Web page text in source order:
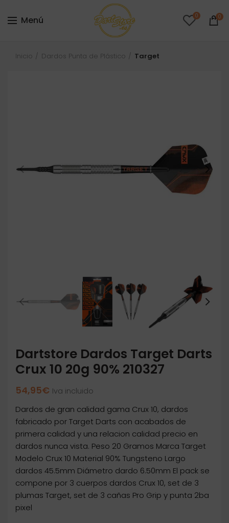
Menú 0 0
Inicio Dardos Punta de Plástico Target
Dartstore Dardos Target Darts
Crux 10 20g 90% 210327
54,95€ Iva incluido
Dardos de gran calidad gama Crux 10, dardos
fabricado por Target Darts con acabados de
primera calidad y una relacion calidad precio en
dardos nunca vista. Peso 20 Gramos Marca Target
Modelo Crux 10 Material 90% Tungsteno Largo
dardos 45.5mm Diámetro dardo 6.50mm El pack se
compone por 3 cuerpos dardos Crux 10, set de 3
plumas Target, set de 3 cañas Pro Grip y punta 2ba
pixel